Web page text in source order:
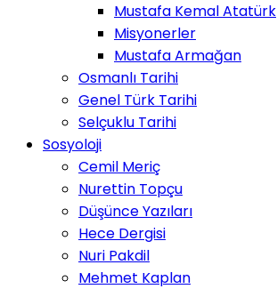
Mustafa Kemal Atatürk
Misyonerler
Mustafa Armağan
Osmanlı Tarihi
Genel Türk Tarihi
Selçuklu Tarihi
Sosyoloji
Cemil Meriç
Nurettin Topçu
Düşünce Yazıları
Hece Dergisi
Nuri Pakdil
Mehmet Kaplan